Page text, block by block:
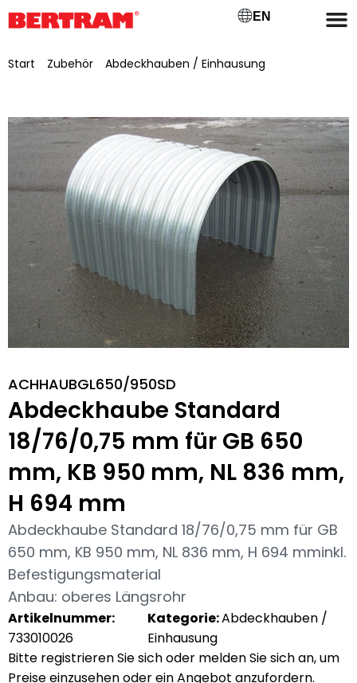
EN
Start Zubehör
Abdeckhauben / Einhausung
ACHHAUBGL650/950SD
Abdeckhaube Standard
18/76/0,75 mm für GB 650
mm, KB 950 mm, NL 836 mm,
H 694 mm
Abdeckhaube Standard 18/76/0,75 mm für GB
650 mm, KB 950 mm, NL 836 mm, H 694 mminkl.
Befestigungsmaterial
Anbau: oberes Längsrohr
Artikelnummer:
733010026
Kategorie:Abdeckhauben /
Einhausung
Bitte registrieren Sie sich oder melden Sie sich an, um
Preise einzusehen oder ein Angebot anzufordern.